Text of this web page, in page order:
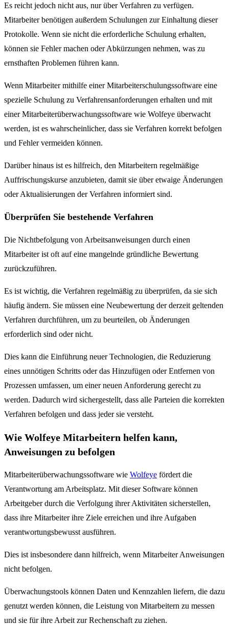
Es reicht jedoch nicht aus, nur über Verfahren zu verfügen.
Mitarbeiter benötigen außerdem Schulungen zur Einhaltung dieser
Protokolle. Wenn sie nicht die erforderliche Schulung erhalten,
können sie Fehler machen oder Abkürzungen nehmen, was zu
ernsthaften Problemen führen kann.
Wenn Mitarbeiter mithilfe einer Mitarbeiterschulungssoftware eine
spezielle Schulung zu Verfahrensanforderungen erhalten und mit
einer Mitarbeiterüberwachungssoftware wie Wolfeye überwacht
werden, ist es wahrscheinlicher, dass sie Verfahren korrekt befolgen
und Fehler vermeiden können.
Darüber hinaus ist es hilfreich, den Mitarbeitern regelmäßige
Auffrischungskurse anzubieten, damit sie über etwaige Änderungen
oder Aktualisierungen der Verfahren informiert sind.
Überprüfen Sie bestehende Verfahren
Die Nichtbefolgung von Arbeitsanweisungen durch einen
Mitarbeiter ist oft auf eine mangelnde gründliche Bewertung
zurückzuführen.
Es ist wichtig, die Verfahren regelmäßig zu überprüfen, da sie sich
häufig ändern. Sie müssen eine Neubewertung der derzeit geltenden
Verfahren durchführen, um zu beurteilen, ob Änderungen
erforderlich sind oder nicht.
Dies kann die Einführung neuer Technologien, die Reduzierung
eines unnötigen Schritts oder das Hinzufügen oder Entfernen von
Prozessen umfassen, um einer neuen Anforderung gerecht zu
werden. Dadurch wird sichergestellt, dass alle Parteien die korrekten
Verfahren befolgen und dass jeder sie versteht.
Wie Wolfeye Mitarbeitern helfen kann,
Anweisungen zu befolgen
Mitarbeiterüberwachungssoftware wie Wolfeye fördert die
Verantwortung am Arbeitsplatz. Mit dieser Software können
Arbeitgeber durch die Verfolgung ihrer Aktivitäten sicherstellen,
dass ihre Mitarbeiter ihre Ziele erreichen und ihre Aufgaben
verantwortungsbewusst ausführen.
Dies ist insbesondere dann hilfreich, wenn Mitarbeiter Anweisungen
nicht befolgen.
Überwachungstools können Daten und Kennzahlen liefern, die dazu
genutzt werden können, die Leistung von Mitarbeitern zu messen
und sie für ihre Arbeit zur Rechenschaft zu ziehen.